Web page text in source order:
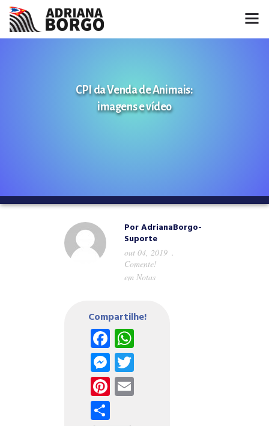
CONHEÇA A ADRIANA
CPI da Venda de Animais:
imagens e vídeo
PorAdrianaBorgo-
Suporte
out 04, 2019
Comente!
em Notas
Compartilhe!
Facebook
WhatsApp
Messenger
Twitter
Pinterest
Email
Share